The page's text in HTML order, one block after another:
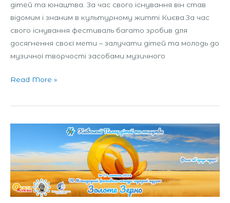
дітей та юнацтва. За час свого існування він став
відомим і знаним в культурному житті Києва.За час
свого існування фестиваль багато зробив для
досягнення своєї мети – залучати дітей та молодь до
музичної творчості засобами музичного
Read More »
юнацькийфестиваль-
конкурс
народної
музики